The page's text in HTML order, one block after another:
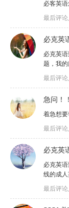
必客英语
最后评
必克英
必克英
题，我
最后评
急问！
着急想
最后评
必克英
必克英
线的成人
最后评